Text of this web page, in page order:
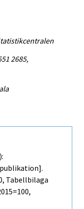
2685,
Tabellbilaga